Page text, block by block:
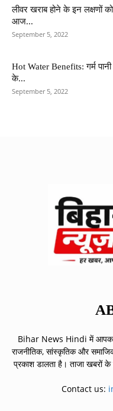
लीवर खराब होने के इन लक्षणों
आज...
September 5, 2022
Hot Water Benefits: गर्म
के...
September 5, 2022
Bihar News Hindi में आपका
राजनीतिक, सांस्कृतिक और
प्रकाश डालता है। ताजा खबरों के
Contact us: